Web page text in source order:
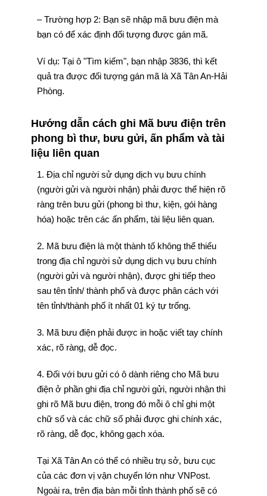
– Trường hợp 2: Bạn sẽ nhập mã bưu điện mà
bạn có để xác định đối tượng được gán mã.
Ví dụ: Tại ô "Tìm kiếm", bạn nhập 3836, thì kết
quả tra được đối tượng gán mã là Xã Tân An-Hải
Phòng.
Hướng dẫn cách ghi Mã bưu điện trên
phong bì thư, bưu gửi, ấn phẩm và tài
liệu liên quan
1. Địa chỉ người sử dụng dịch vụ bưu chính
(người gửi và người nhận) phải được thể hiện rõ
ràng trên bưu gửi (phong bì thư, kiện, gói hàng
hóa) hoặc trên các ấn phẩm, tài liệu liên quan.
2. Mã bưu điện là một thành tố không thể thiếu
trong địa chỉ người sử dụng dịch vụ bưu chính
(người gửi và người nhận), được ghi tiếp theo
sau tên tỉnh/ thành phố và được phân cách với
tên tỉnh/thành phố ít nhất 01 ký tự trống.
3. Mã bưu điện phải được in hoặc viết tay chính
xác, rõ ràng, dễ đọc.
4. Đối với bưu gửi có ô dành riêng cho Mã bưu
điện ở phần ghi địa chỉ người gửi, người nhận thì
ghi rõ Mã bưu điện, trong đó mỗi ô chỉ ghi một
chữ số và các chữ số phải được ghi chính xác,
rõ ràng, dễ đọc, không gạch xóa.
Tại Xã Tân An có thể có nhiều trụ sở, bưu cục
của các đơn vị vận chuyển lớn như VNPost.
Ngoài ra, trên địa bàn mỗi tỉnh thành phố sẽ có